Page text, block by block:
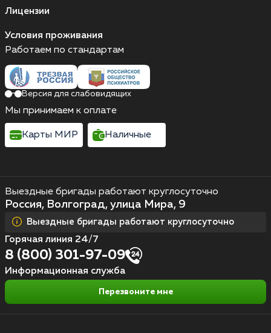
Лицензии
Условия проживания
Выездные бригады работают круглосуточно
Россия, Волгоград, улица Мира, 9
Выездные бригады работают круглосуточно
Горячая линия 24/7
8 (800) 301-97-09
Информационная служба
Перезвоните мне
Работаем по стандартам
Версия для слабовидящих
Мы принимаем к оплате
Карты МИР Наличные